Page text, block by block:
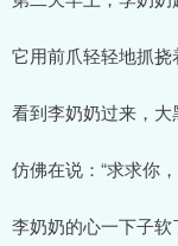
它用前爪轻轻地抓挠
看到李奶奶过来，大
仿佛在说：“求求你
李奶奶的心一下子软